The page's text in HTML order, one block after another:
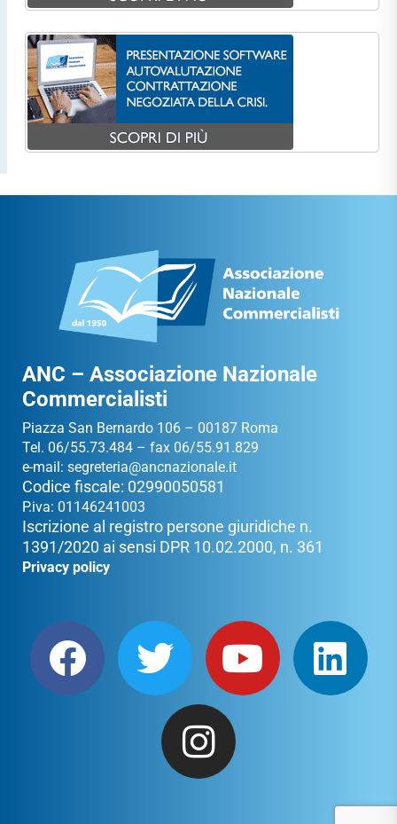
ANC – Associazione Nazionale
Commercialisti
Piazza San Bernardo 106 – 00187 Roma
Tel. 06/55.73.484 – fax 06/55.91.829
e-mail: segreteria@ancnazionale.it
Codice fiscale: 02990050581
P.iva: 01146241003
Iscrizione al registro persone giuridiche n.
1391/2020 ai sensi DPR 10.02.2000, n. 361
Privacy policy